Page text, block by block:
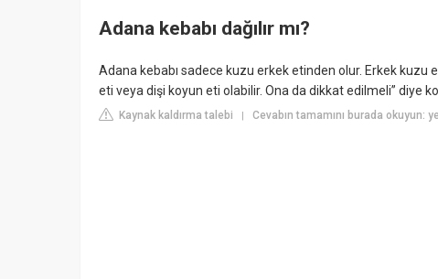
Adana kebabı dağılır mı?
Adana kebabı sadece kuzu erkek etinden olur. Erkek kuzu
eti veya dişi koyun eti olabilir. Ona da dikkat edilmeli” diye
Kaynak kaldırma talebi | Cevabın tamamını burada okuyun: